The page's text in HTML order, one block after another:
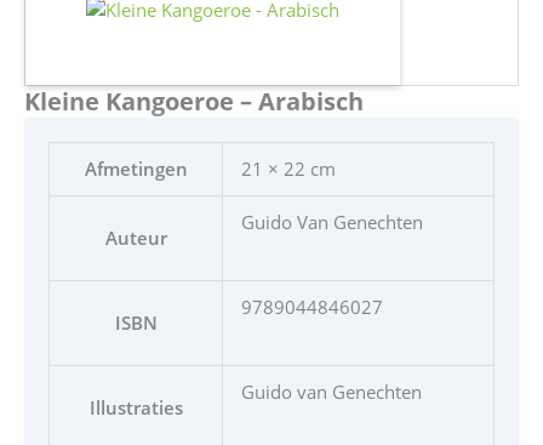
Kleine Kangoeroe – Arabisch
Afmetingen 21 × 22 cm
Auteur
Guido Van Genechten
ISBN
9789044846027
Illustraties
Guido van Genechten